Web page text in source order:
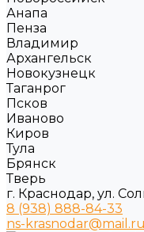
Анапа
Пенза
Владимир
Архангельск
Новокузнецк
Таганрог
Псков
Иваново
Киров
Тула
Брянск
Тверь
г. Краснодар, ул.
8 (938) 888-84-33
ns-krasnodar@mail.ru